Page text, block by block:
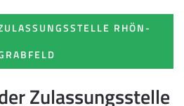
RHÖN-
Zulassungsstelle